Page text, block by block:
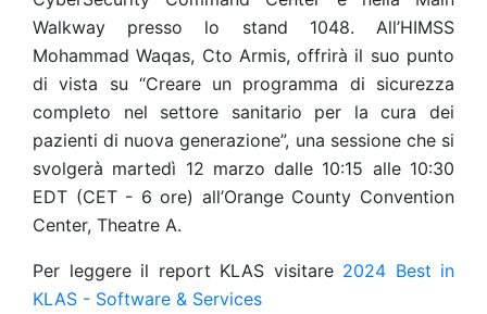
Walkway presso lo stand 1048. All’HIMSS
Mohammad Waqas, Cto Armis, offrirà il suo punto
di vista su “Creare un programma di sicurezza
completo nel settore sanitario per la cura dei
pazienti di nuova generazione”, una sessione che si
svolgerà martedì 12 marzo dalle 10:15 alle 10:30
EDT (CET - 6 ore) all’Orange County Convention
Center, Theatre A.
Per leggere il report KLAS visitare 2024 Best in
KLAS - Software & Services